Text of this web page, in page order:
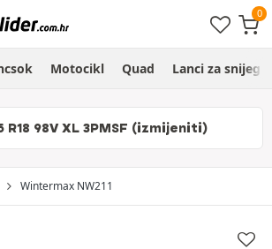
Motocikl Quad Lanci za snijeg
R18 98V XL 3PMSF (izmijeniti)
Wintermax NW211